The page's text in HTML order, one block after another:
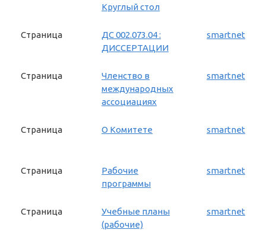
Круглый стол
Страница
ДС 002.073.04 :
ДИССЕРТАЦИИ
smartnet
Страница
Членство в
международных
ассоциациях
smartnet
Страница О Комитете smartnet
Страница
Рабочие
программы
smartnet
Страница
Учебные планы
(рабочие)
smartnet